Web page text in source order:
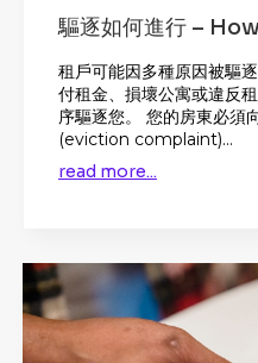
驅逐如何進行 –
租戶可能因多種原因被驅
付租金、損壞公寓或違反
序驅逐您。 您的房東必須
(eviction complaint)...
read more...